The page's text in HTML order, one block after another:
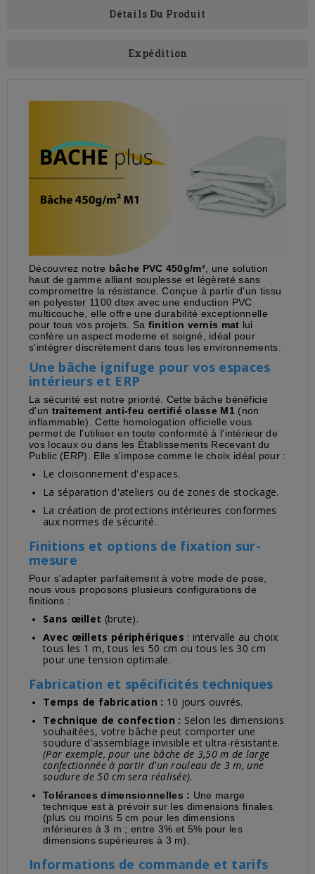
Détails Du Produit
Expédition
Découvrez notre bâche PVC 450g/m², une solution
haut de gamme alliant souplesse et légèreté sans
compromettre la résistance. Conçue à partir d'un tissu
en polyester 1100 dtex avec une enduction PVC
multicouche, elle offre une durabilité exceptionnelle
pour tous vos projets. Sa finition vernis mat lui
confère un aspect moderne et soigné, idéal pour
s'intégrer discrètement dans tous les environnements.
Une bâche ignifuge pour vos espaces
intérieurs et ERP
La sécurité est notre priorité. Cette bâche bénéficie
d'un traitement anti-feu certifié classe M1 (non
inflammable). Cette homologation officielle vous
permet de l'utiliser en toute conformité à l'intérieur de
vos locaux ou dans les Établissements Recevant du
Public (ERP). Elle s'impose comme le choix idéal pour :
Le cloisonnement d'espaces.
La séparation d'ateliers ou de zones de stockage.
La création de protections intérieures conformes
aux normes de sécurité.
Finitions et options de fixation sur-
mesure
Pour s'adapter parfaitement à votre mode de pose,
nous vous proposons plusieurs configurations de
finitions :
Sans œillet (brute).
Avec œillets périphériques : intervalle au choix
tous les 1 m, tous les 50 cm ou tous les 30 cm
pour une tension optimale.
Fabrication et spécificités techniques
Temps de fabrication : 10 jours ouvrés.
Technique de confection : Selon les dimensions
souhaitées, votre bâche peut comporter une
soudure d'assemblage invisible et ultra-résistante.
(Par exemple, pour une bâche de 3,50 m de large
confectionnée à partir d'un rouleau de 3 m, une
soudure de 50 cm sera réalisée).
Tolérances dimensionnelles : Une marge
technique est à prévoir sur les dimensions finales
(plus ou moins 5 cm pour les dimensions
inférieures à 3 m ; entre 3% et 5% pour les
dimensions supérieures à 3 m).
Informations de commande et tarifs